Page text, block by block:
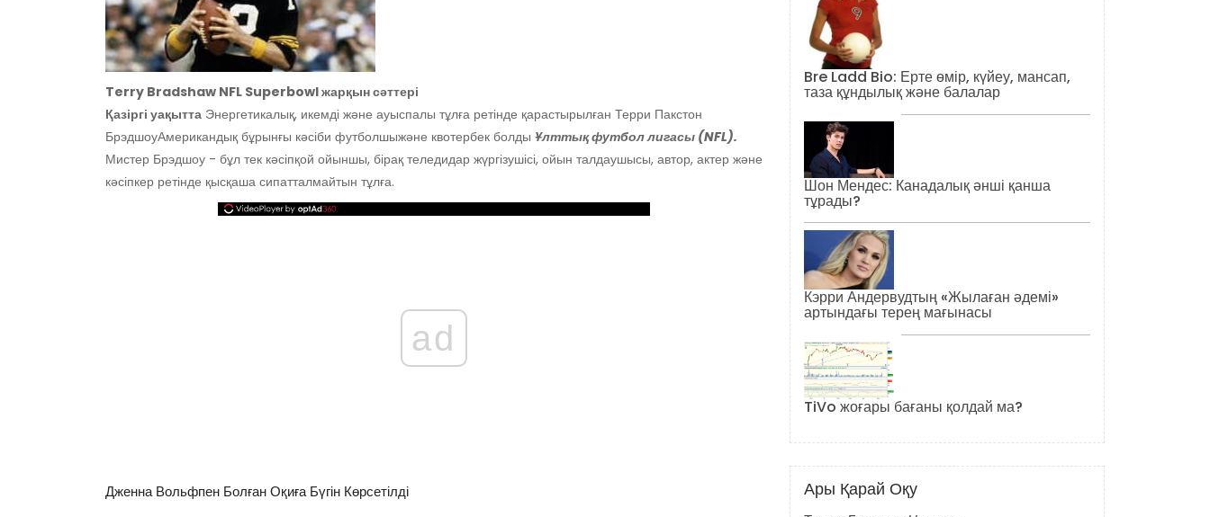
Terry Bradshaw NFL Superbowl жарқын сәттері
Қазіргі уақытта Энергетикалық, икемді және ауыспалы тұлға ретінде қарастырылған Терри Пакстон
БрэдшоуАмерикандық бұрынғы кәсіби футболшыжәне квотербек болды Ұлттық футбол лигасы (NFL).
Мистер Брэдшоу - бұл тек кәсіпқой ойыншы, бірақ теледидар жүргізушісі, ойын талдаушысы, автор, актер және
кәсіпкер ретінде қысқаша сипатталмайтын тұлға.
ad
Дженна Вольфпен Болған Оқиға Бүгін Көрсетілді
Bre Ladd Bio: Ерте өмір, күйеу, мансап,
таза құндылық және балалар
Шон Мендес: Канадалық әнші қанша
тұрады?
Кэрри Андервудтың «Жылаған әдемі»
артындағы терең мағынасы
TiVo жоғары бағаны қолдай ма?
Ары Қарай Оқу